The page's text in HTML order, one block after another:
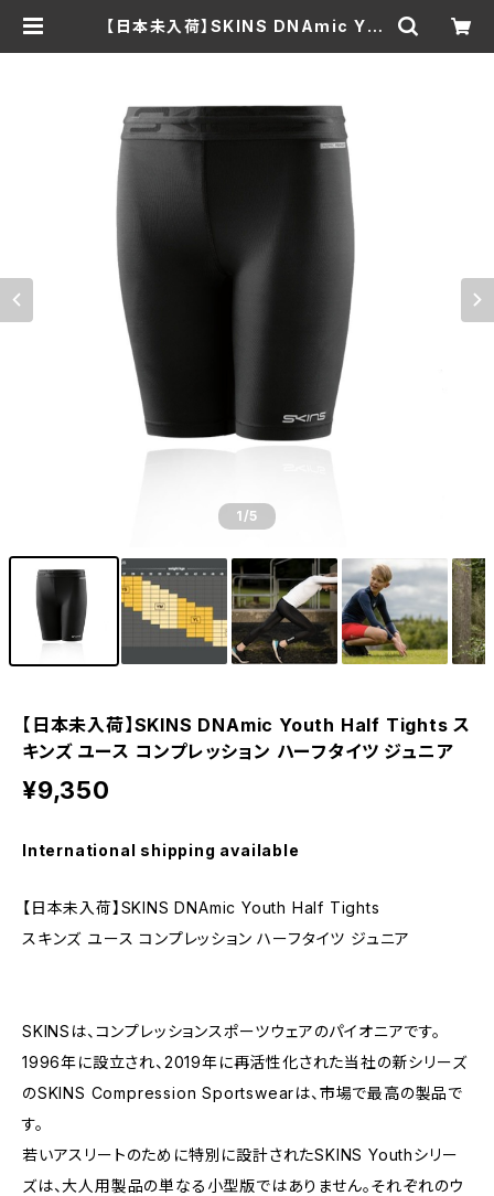
【日本未入荷】SKINS DNAmic You
1/5
【日本未入荷】SKINS DNAmic Youth Half Tights ス
キンズ ユース コンプレッション ハーフタイツ ジュニア
¥9,350
International shipping available
【日本未入荷】SKINS DNAmic Youth Half Tights
スキンズ ユース コンプレッション ハーフタイツ ジュニア
SKINSは、コンプレッションスポーツウェアのパイオニアです。
1996年に設立され、2019年に再活性化された当社の新シリーズ
のSKINS Compression Sportswearは、市場で最高の製品で
す。
若いアスリートのために特別に設計されたSKINS Youthシリー
ズは、大人用製品の単なる小型版ではありません。それぞれのウ